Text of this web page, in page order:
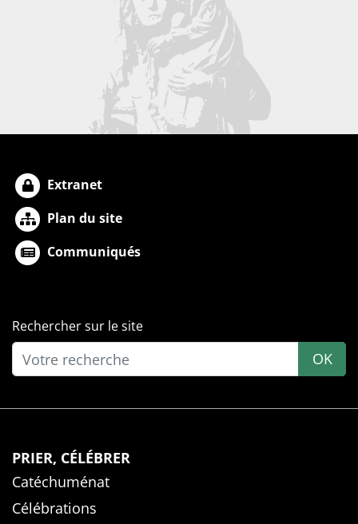
Extranet
Plan du site
Communiqués
Rechercher sur le site
OK
PRIER, CÉLÉBRER
Catéchuménat
Célébrations